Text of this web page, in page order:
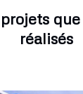
réalisés